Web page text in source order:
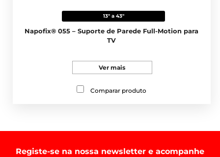
13" a 43"
Napofix® 055 – Suporte de Parede Full-Motion para
TV
Ver mais
Comparar produto
Registe-se na nossa newsletter e acompanhe